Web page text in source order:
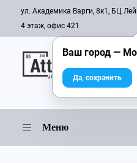
ул. Академика Варги, 8к1, БЦ
4 этаж, офис 421
Онлайн-журнал
Меню
Ваш город —
Да, сохранить